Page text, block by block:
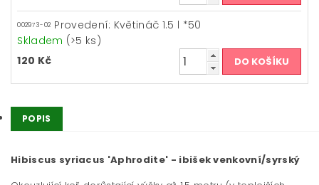
002973-02 Provedení: Květináč 1.5 l *50
Skladem (>5 ks)
120 Kč
POPIS
Hibiscus syriacus 'Aphrodite' - ibišek venkovní/syrský